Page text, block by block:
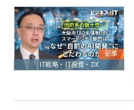
記事
IT戦略・IT投資・DX